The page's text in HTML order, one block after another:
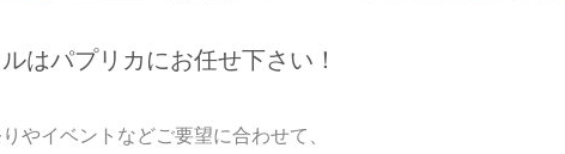
はパプリカにお任せ下さい！
やイベントなどご要望に合わせて、